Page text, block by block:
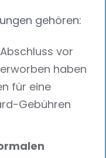
gehören:
vor
haben
für eine
Gebühren